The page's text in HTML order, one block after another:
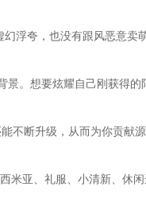
浮夸，也没有跟风恶意卖萌
。想要炫耀自己刚获得
不断升级，从而为你贡献
米亚、礼服、小清新、休